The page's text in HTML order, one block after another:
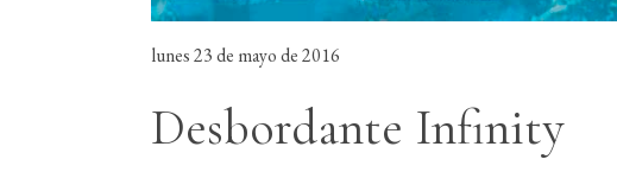
lunes 23 de mayo de 2016
Desbordante Infinity